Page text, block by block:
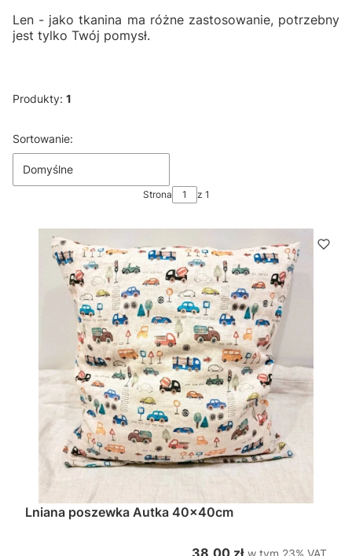
Len - jako tkanina ma różne zastosowanie, potrzebny
jest tylko Twój pomysł.
Produkty: 1
Lista produktów
Sortowanie:
Domyślne
Strona z 1
Lniana poszewka Autka 40x40cm
Cena brutto
38,00 zł w tym %s VAT
w tym 23% VAT